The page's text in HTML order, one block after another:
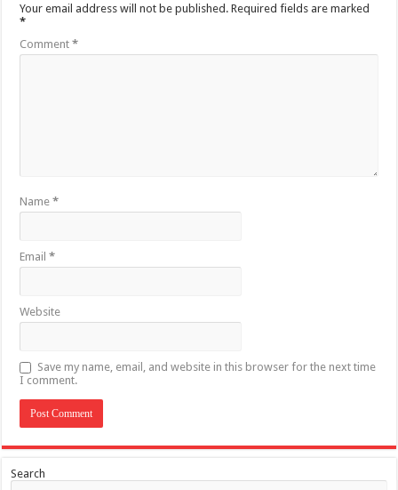
Your email address will not be published. Required fields are marked
*
Comment*
Name*
Email*
Website
Save my name, email, and website in this browser for the next time
I comment.
Search